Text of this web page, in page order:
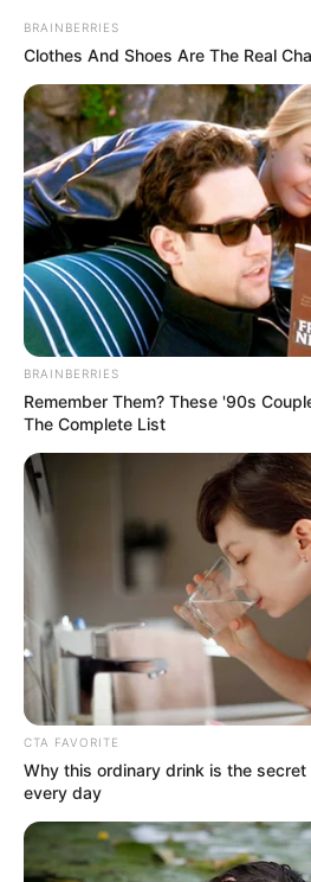
(foto: instagram/
Daftar isi
BRAINBERRIES
Clothes And Shoes Are The Real
BRAINBERRIES
Remember Them? These '90s
The Complete List
CTA FAVORITE
Why this ordinary drink is the
every day